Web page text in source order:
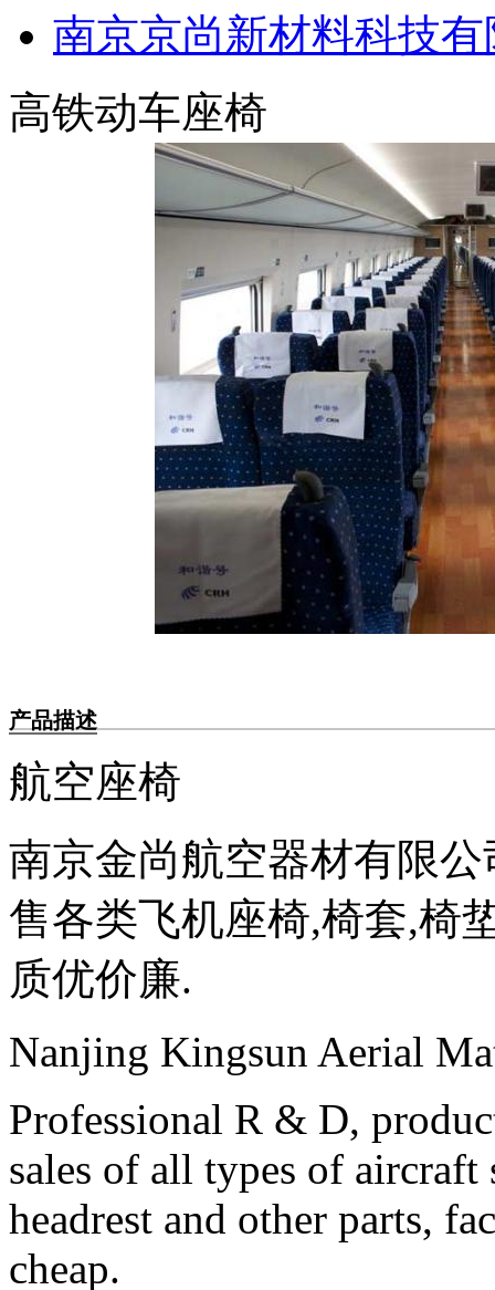
南京京尚新材料科技
高铁动车座椅
产品描述
航空座椅
南京金尚航空器材有限
售各类飞机座椅,椅套,椅
质优价廉.
Nanjing Kingsun Aerial
Professional R & D,
sales of all types of aircraft
headrest and other parts,
cheap.